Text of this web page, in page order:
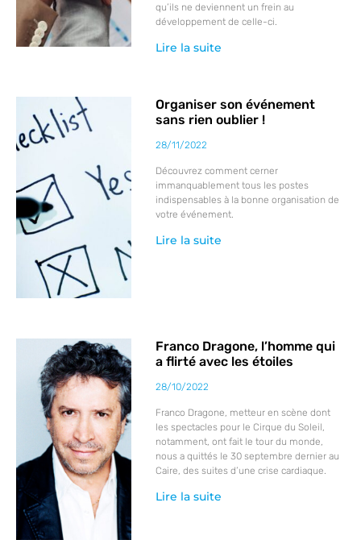
qu’ils ne deviennent un frein au
développement de celle-ci.
Lire la suite
Organiser son événement
sans rien oublier !
28/11/2022
Découvrez comment cerner
immanquablement tous les postes
indispensables à la bonne organisation de
votre événement.
Lire la suite
Franco Dragone, l’homme qui
a flirté avec les étoiles
28/10/2022
Franco Dragone, metteur en scène dont
les spectacles pour le Cirque du Soleil,
notamment, ont fait le tour du monde,
nous a quittés le 30 septembre dernier au
Caire, des suites d’une crise cardiaque.
Lire la suite